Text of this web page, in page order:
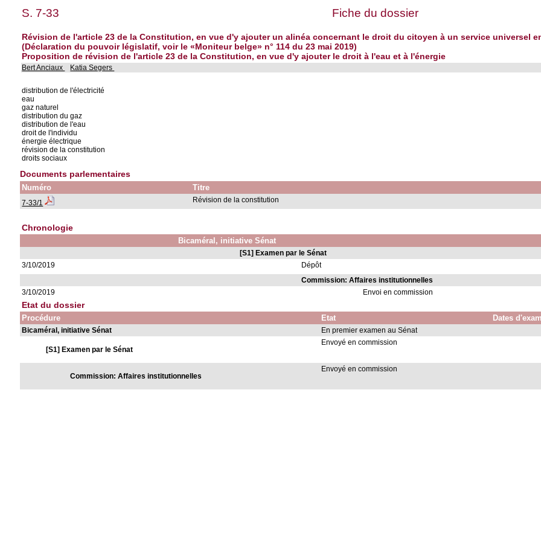
S. 7-33 Fiche du dossier
Révision de l'article 23 de la Constitution, en vue d'y ajouter un alinéa concernant le droit du citoyen à un service universel
(Déclaration du pouvoir législatif, voir le «Moniteur belge» n° 114 du 23 mai 2019)
Proposition de révision de l'article 23 de la Constitution, en vue d'y ajouter le droit à l'eau et à l'énergie
Bert Anciaux Katia Segers
distribution de l'électricité
eau
gaz naturel
distribution du gaz
distribution de l'eau
droit de l'individu
énergie électrique
révision de la constitution
droits sociaux
Documents parlementaires
Numéro Titre
7-33/1 Révision de la constitution
Chronologie
Bicaméral, initiative Sénat
[S1] Examen par le Sénat
3/10/2019
Dépôt
Commission: Affaires institutionnelles
3/10/2019
Envoi en commission
Etat du dossier
Procédure Etat Dates
Bicaméral, initiative Sénat En premier examen au Sénat
[S1] Examen par le Sénat
Envoyé en commission
Commission: Affaires institutionnelles
Envoyé en commission